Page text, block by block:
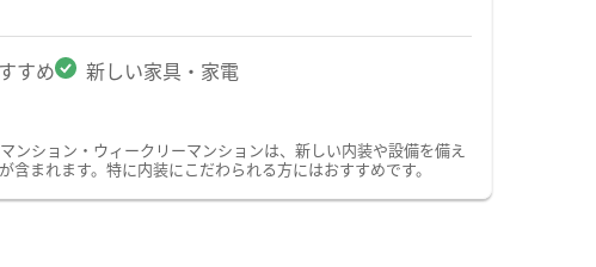
すめ 新しい家具・家電
ション・ウィークリーマンションは、新しい内装や設備を備え
まれます。特に内装にこだわられる方にはおすすめです。